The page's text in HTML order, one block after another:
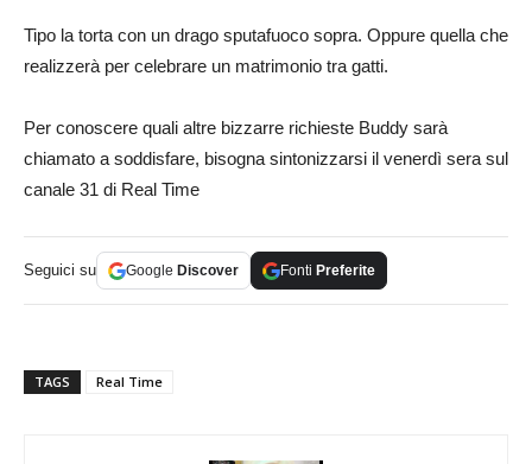
Tipo la torta con un drago sputafuoco sopra. Oppure quella che
realizzerà per celebrare un matrimonio tra gatti.
Per conoscere quali altre bizzarre richieste Buddy sarà
chiamato a soddisfare, bisogna sintonizzarsi il venerdì sera sul
canale 31 di Real Time
Seguici su Google Discover Fonti Preferite
TAGS Real Time